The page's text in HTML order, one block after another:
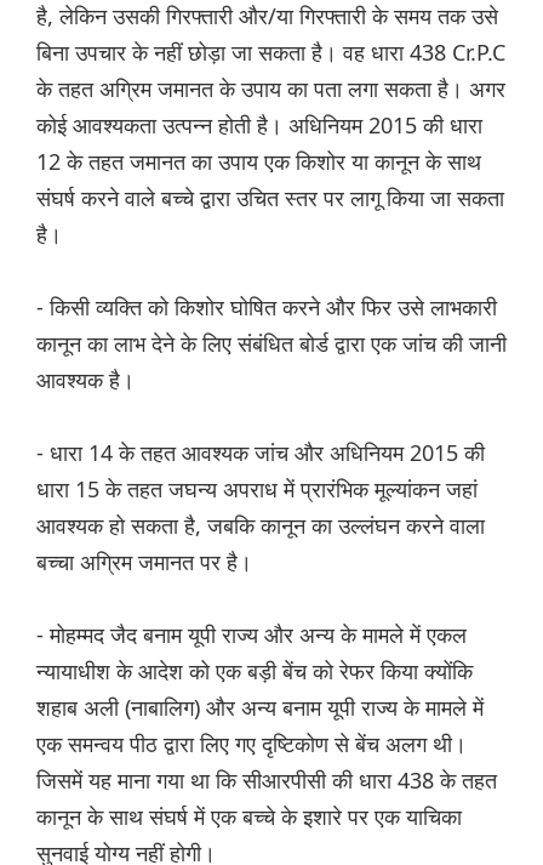
है, लेकिन उसकी गिरफ्तारी और/या गिरफ्तारी के समय तक उसे
बिना उपचार के नहीं छोड़ा जा सकता है। वह धारा 438 Cr.P.C
के तहत अग्रिम जमानत के उपाय का पता लगा सकता है। अगर
कोई आवश्यकता उत्पन्न होती है। अधिनियम 2015 की धारा
12 के तहत जमानत का उपाय एक किशोर या कानून के साथ
संघर्ष करने वाले बच्चे द्वारा उचित स्तर पर लागू किया जा सकता
है।
- किसी व्यक्ति को किशोर घोषित करने और फिर उसे लाभकारी
कानून का लाभ देने के लिए संबंधित बोर्ड द्वारा एक जांच की जानी
आवश्यक है।
- धारा 14 के तहत आवश्यक जांच और अधिनियम 2015 की
धारा 15 के तहत जघन्य अपराध में प्रारंभिक मूल्यांकन जहां
आवश्यक हो सकता है, जबकि कानून का उल्लंघन करने वाला
बच्चा अग्रिम जमानत पर है।
- मोहम्मद जैद बनाम यूपी राज्य और अन्य के मामले में एकल
न्यायाधीश के आदेश को एक बड़ी बेंच को रेफर किया क्योंकि
शहाब अली (नाबालिग) और अन्य बनाम यूपी राज्य के मामले में
एक समन्वय पीठ द्वारा लिए गए दृष्टिकोण से बेंच अलग थी।
जिसमें यह माना गया था कि सीआरपीसी की धारा 438 के तहत
कानून के साथ संघर्ष में एक बच्चे के इशारे पर एक याचिका
सुनवाई योग्य नहीं होगी।